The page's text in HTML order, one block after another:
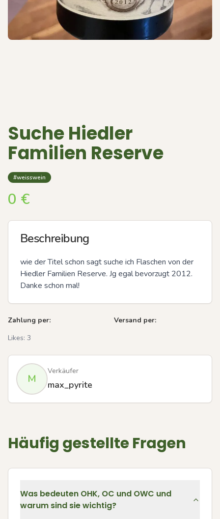
Suche Hiedler
Familien Reserve
#weisswein
0 €
Beschreibung
wie der Titel schon sagt suche ich Flaschen von der
Hiedler Familien Reserve. Jg egal bevorzugt 2012.
Danke schon mal!
Zahlung per:
Versand per:
Likes: 3
M
Verkäufer
max_pyrite
Häufig gestellte Fragen
Was bedeuten OHK, OC und OWC und
warum sind sie wichtig?